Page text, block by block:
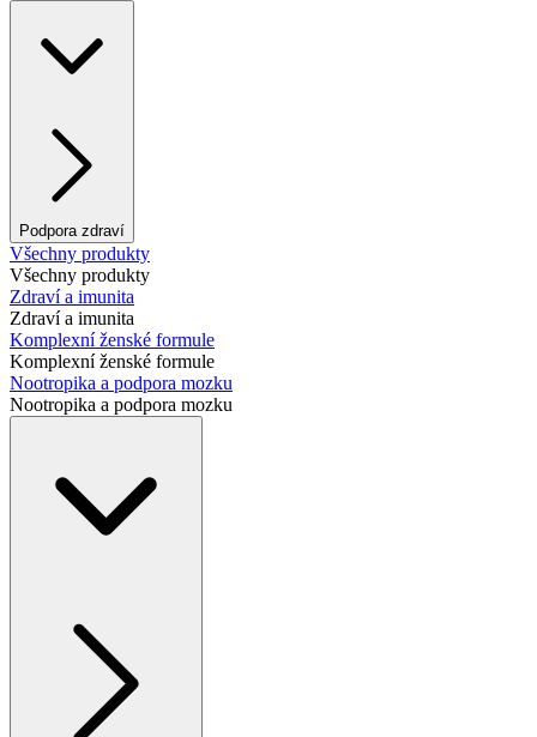
Podpora zdraví
Všechny produkty
Všechny produkty
Zdraví a imunita
Zdraví a imunita
Komplexní ženské formule
Komplexní ženské formule
Nootropika a podpora mozku
Nootropika a podpora mozku